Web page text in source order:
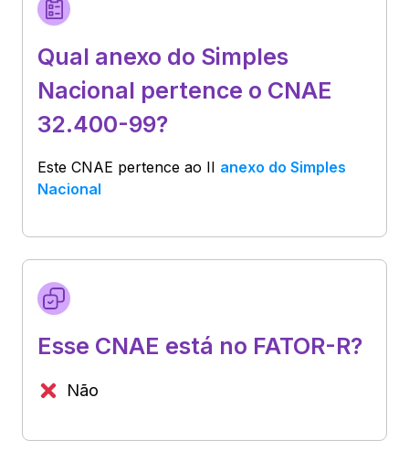
Qual anexo do Simples
Nacional pertence o CNAE
32.400-99?
Este CNAE pertence ao II anexo do Simples
Nacional
Esse CNAE está no FATOR-R?
Não